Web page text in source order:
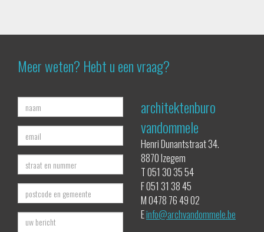
Meer weten? Hebt u een vraag?
architektenburo
vandommele
Henri Dunantstraat 34.
8870 Izegem
T 051 30 35 54
F 051 31 38 45
M 0478 76 49 02
Einfo@archvandommele.be